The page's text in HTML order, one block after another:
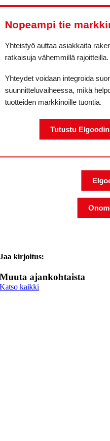
Nopeampi tie
Yhteistyö auttaa asiakkaita
ratkaisuja vähemmillä rajoitteilla.
Yhteydet voidaan integroida
suunnitteluvaiheessa, mikä
tuotteiden markkinoille tuontia.
Tutustu
Jaa kirjoitus:
Muuta ajankohtaista
Katso kaikki